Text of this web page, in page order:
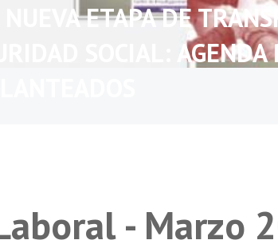
NUEVA ETAPA DE
SOCIAL:
- Marzo